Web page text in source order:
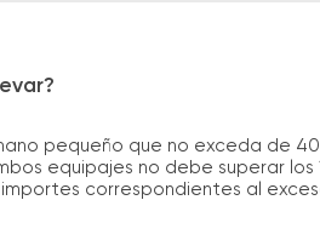
pequeño que no exceda de
equipajes no debe superar los
correspondientes al